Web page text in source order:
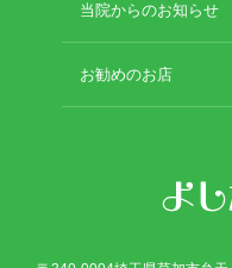
当院からのお知らせ
お勧めのお店